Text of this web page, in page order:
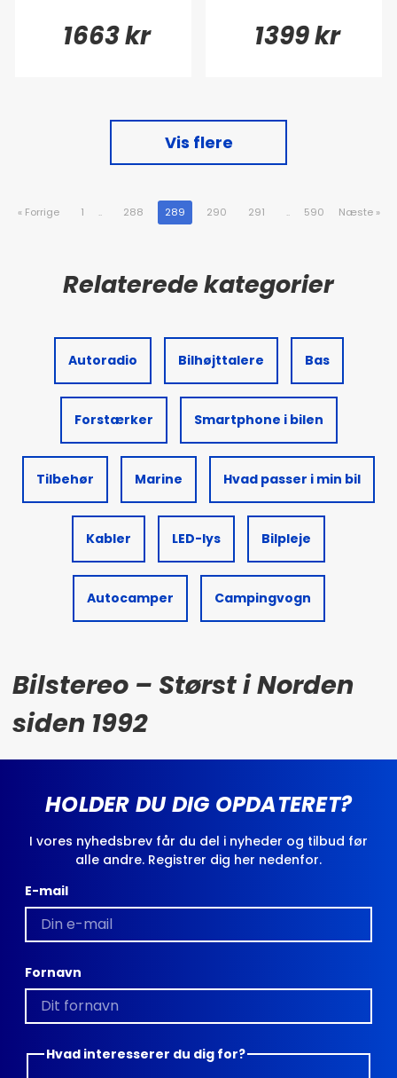
1663 kr 1399 kr
Vis flere
« Forrige 1 .. 288 289 290 291 .. 590 Næste »
Autoradio Bilhøjttalere Bas
Forstærker Smartphone i bilen
Tilbehør Marine Hvad passer i min bil
Kabler LED-lys Bilpleje
Autocamper Campingvogn
Bilstereo – Størst i Norden
siden 1992
HOLDER DU DIG OPDATERET?
I vores nyhedsbrev får du del i nyheder og tilbud før
alle andre. Registrer dig her nedenfor.
E-mail
Fornavn
Hvad interesserer du dig for?